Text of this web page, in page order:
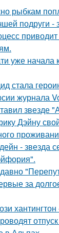
рыбкам
подруги -
уже начала
стала
журнала
звезде
Дэйну
- звезда
за
хантингтон